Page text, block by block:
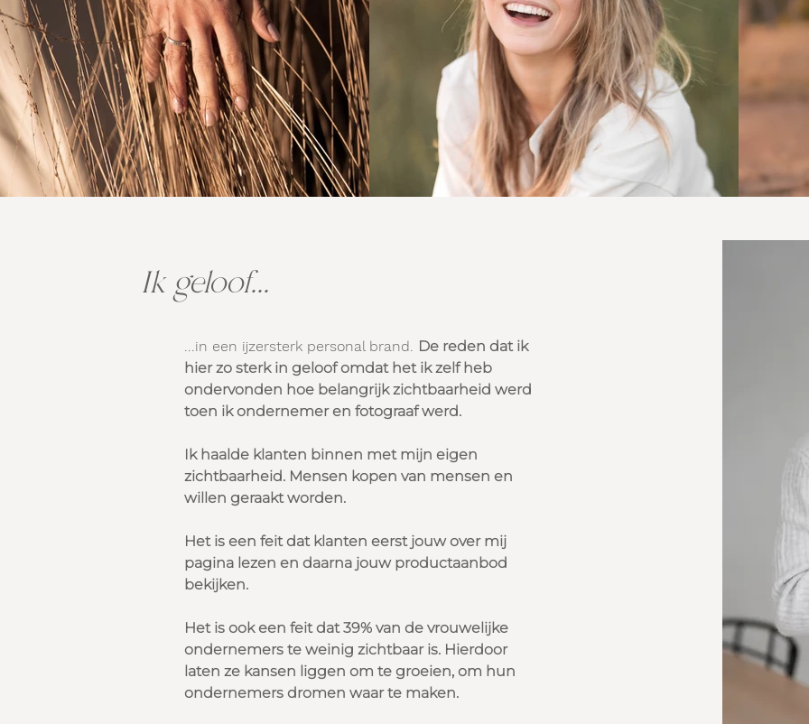
Ik geloof...
...in een ijzersterk personal brand. De reden dat ik
hier zo sterk in geloof omdat het ik zelf heb
ondervonden hoe belangrijk zichtbaarheid werd
toen ik ondernemer en fotograaf werd.
Ik haalde klanten binnen met mijn eigen
zichtbaarheid. Mensen kopen van mensen en
willen geraakt worden.
Het is een feit dat klanten eerst jouw over mij
pagina lezen en daarna jouw productaanbod
bekijken.
Het is ook een feit dat 39% van de vrouwelijke
ondernemers te weinig zichtbaar is. Hierdoor
laten ze kansen liggen om te groeien, om hun
ondernemers dromen waar te maken.